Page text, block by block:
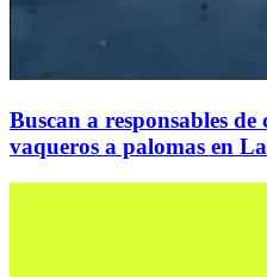
Buscan a responsables
vaqueros a palomas en